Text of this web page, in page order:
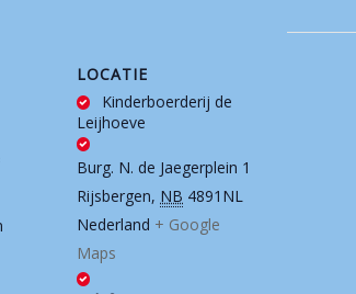
LOCATIE
Kinderboerderij de
Leijhoeve
Burg. N. de Jaegerplein 1
Rijsbergen, NB 4891NL
Nederland + Google
Maps